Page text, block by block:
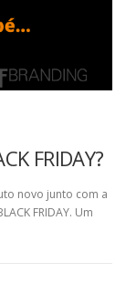
FRIDAY?
novo junto com a
FRIDAY. Um